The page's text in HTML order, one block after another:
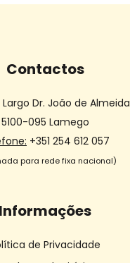
Contactos
Largo Dr. João de Almeida
5100-095 Lamego
+351 254 612 057
para rede fixa nacional)
Informações
de Privacidade